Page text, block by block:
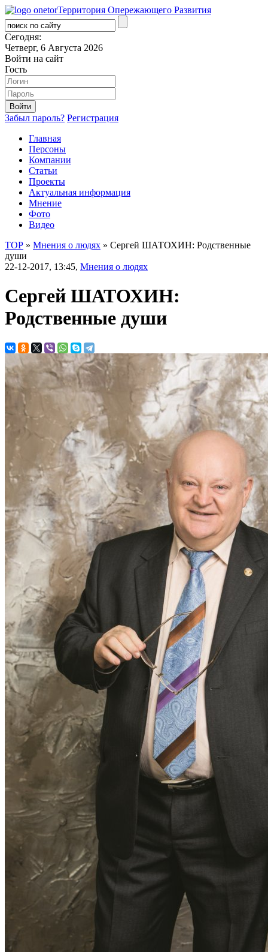
Территория Опережающего Развития
Сегодня:
Четверг, 6 Августа 2026
Войти на сайт
Гость
Забыл пароль? Регистрация
Главная
Персоны
Компании
Статьи
Проекты
Актуальная информация
Мнение
Фото
Видео
ТОР » Мнения о людях » Сергей ШАТОХИН: Родственные
души
22-12-2017, 13:45, Мнения о людях
Сергей ШАТОХИН:
Родственные души